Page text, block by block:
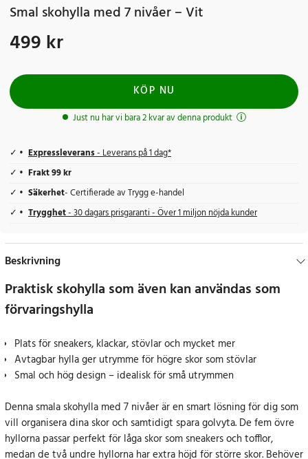
Smal skohylla med 7 nivåer – Vit
Pris:499 kr
499 kr
KÖP NU
Just nu har vi bara 2 kvar av denna produkt
Expressleverans- Leverans på 1 dag*
Frakt 99 kr
Säkerhet- Certifierade av Trygg e-handel
Trygghet- 30 dagars prisgaranti - Över 1 miljon nöjda kunder
Beskrivning
Praktisk skohylla som även kan användas som
förvaringshylla
Plats för sneakers, klackar, stövlar och mycket mer
Avtagbar hylla ger utrymme för högre skor som stövlar
Smal och hög design – idealisk för små utrymmen
Denna smala skohylla med 7 nivåer är en smart lösning för dig som
vill organisera dina skor och samtidigt spara golvyta. De fem övre
hyllorna passar perfekt för låga skor som sneakers och tofflor,
medan de två undre hyllorna har extra höjd för större skor. Behöver